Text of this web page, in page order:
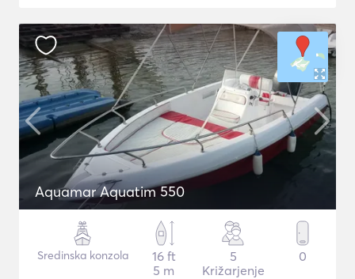
Aquamar Aquatim 550
Sredinska konzola
16 ft
5 m
5
Križarjenje
0